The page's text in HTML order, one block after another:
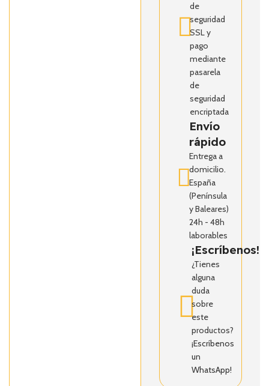
de
seguridad
SSL y
pago
mediante
pasarela
de
seguridad
encriptada
Envío
rápido
Entrega a
domicilio.
España
(Península
y Baleares)
24h - 48h
laborables
¡Escríbenos!
¿Tienes
alguna
duda
sobre
este
productos?
¡Escríbenos
un
WhatsApp!